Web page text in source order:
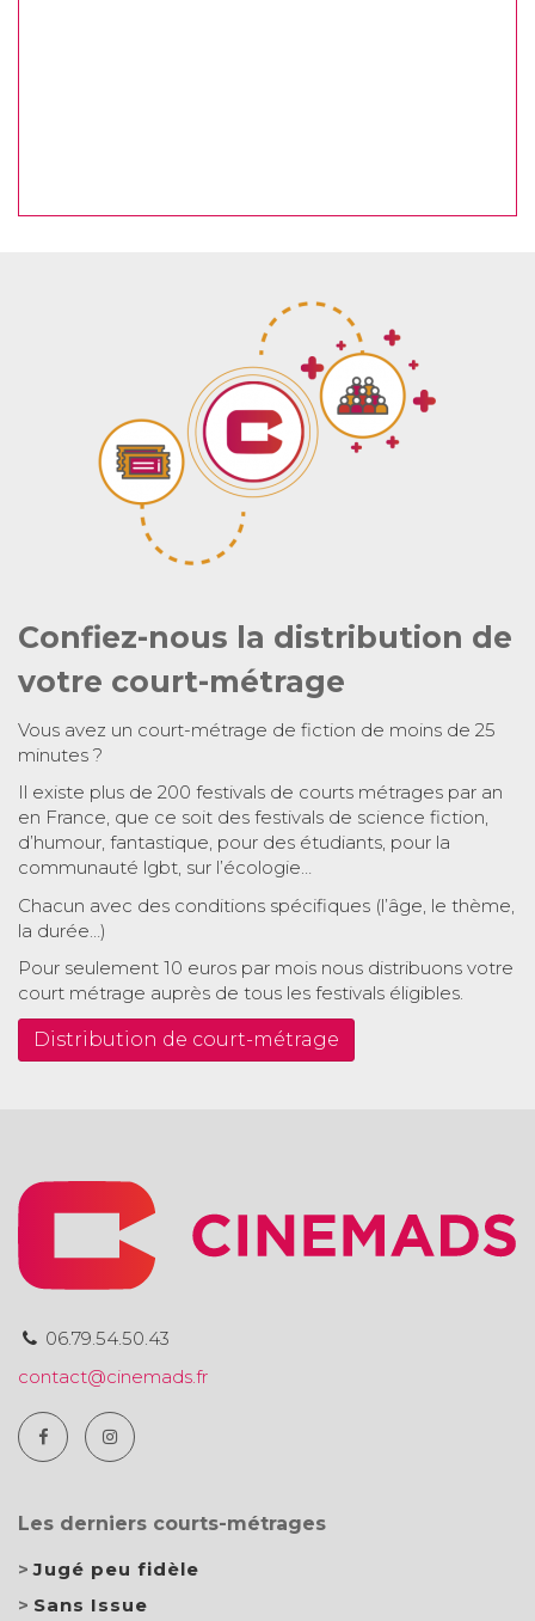
Confiez-nous la distribution de
votre court-métrage
Vous avez un court-métrage de fiction de moins de 25
minutes ?
Il existe plus de 200 festivals de courts métrages par an
en France, que ce soit des festivals de science fiction,
d’humour, fantastique, pour des étudiants, pour la
communauté lgbt, sur l’écologie…
Chacun avec des conditions spécifiques (l’âge, le thème,
la durée…)
Pour seulement 10 euros par mois nous distribuons votre
court métrage auprès de tous les festivals éligibles.
Distribution de court-métrage
06.79.54.50.43
contact@cinemads.fr
Les derniers courts-métrages
Jugé peu fidèle
Sans Issue